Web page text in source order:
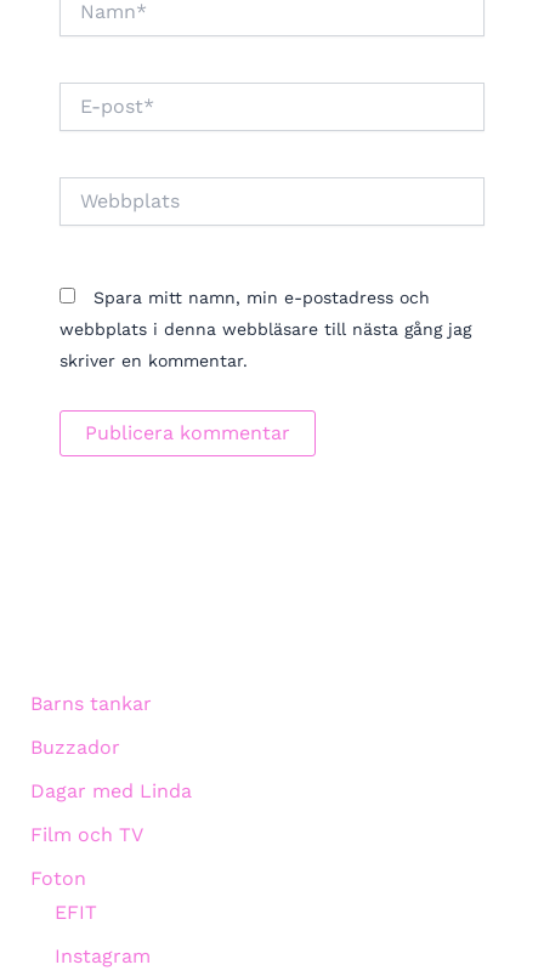
post*
Spara mitt namn, min e-postadress och
webbplats i denna webbläsare till nästa gång jag
skriver en kommentar.
Barns tankar
Buzzador
Dagar med Linda
Film och TV
Foton
EFIT
Instagram